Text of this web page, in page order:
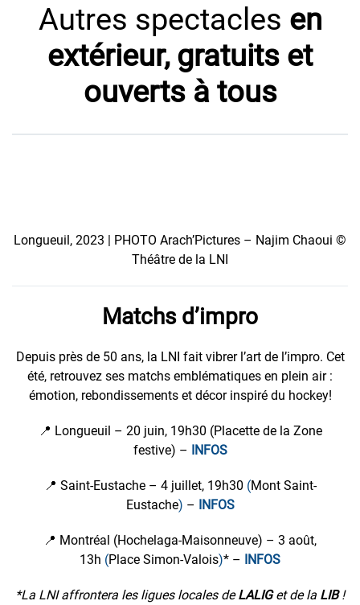
Autres spectacles en
extérieur, gratuits et
ouverts à tous
Longueuil, 2023 | PHOTO Arach’Pictures – Najim Chaoui ©
Théâtre de la LNI
Matchs d’impro
Depuis près de 50 ans, la LNI fait vibrer l’art de l’impro. Cet
été, retrouvez ses matchs emblématiques en plein air :
émotion, rebondissements et décor inspiré du hockey!
📍 Longueuil – 20 juin, 19h30 (Placette de la Zone
festive) –
INFOS
📍 Saint-Eustache – 4 juillet, 19h30 (Mont Saint-
Eustache) – INFOS
📍 Montréal (Hochelaga-Maisonneuve) – 3 août,
13h (Place Simon-Valois)* – INFOS
*La LNI affrontera les ligues locales deLALIG et de la LIB!